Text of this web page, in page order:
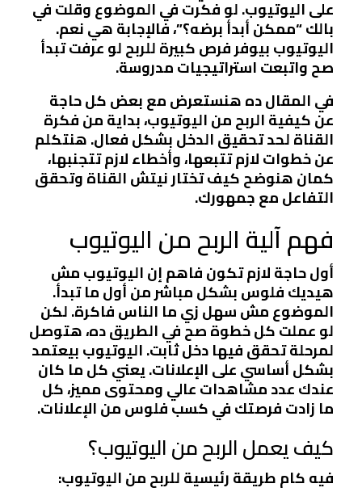
على اليوتيوب. لو فكرت في الموضوع وقلت في
بالك “ممكن أبدأ برضه؟”، فالإجابة هي نعم.
اليوتيوب بيوفر فرص كبيرة للربح لو عرفت تبدأ
صح واتبعت استراتيجيات مدروسة.
في المقال ده هنستعرض مع بعض كل حاجة
عن كيفية الربح من اليوتيوب، بداية من فكرة
القناة لحد تحقيق الدخل بشكل فعال. هنتكلم
عن خطوات لازم تتبعها، وأخطاء لازم تتجنبها،
كمان هنوضح كيف تختار نيتش القناة وتحقق
التفاعل مع جمهورك.
فهم آلية الربح من اليوتيوب
أول حاجة لازم تكون فاهم إن اليوتيوب مش
هيديك فلوس بشكل مباشر من أول ما تبدأ.
الموضوع مش سهل زي ما الناس فاكرة. لكن
لو عملت كل خطوة صح في الطريق ده، هتوصل
لمرحلة تحقق فيها دخل ثابت. اليوتيوب بيعتمد
بشكل أساسي على الإعلانات. يعني كل ما كان
عندك عدد مشاهدات عالي ومحتوى مميز، كل
ما زادت فرصتك في كسب فلوس من الإعلانات.
كيف يعمل الربح من اليوتيوب؟
فيه كام طريقة رئيسية للربح من اليوتيوب: